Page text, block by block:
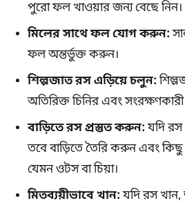
পুরো ফল খাওয়ার জন্য বেছে নিন।
মিলের সাথে ফল যোগ করুন:
ফল অন্তর্ভুক্ত করুন।
শিল্পজাত রস এড়িয়ে চলুন:
অতিরিক্ত চিনির এবং
বাড়িতে রস প্রস্তুত করুন:যদি রস
তবে বাড়িতে তৈরি করুন এবং
যেমন ওটস বা চিয়া।
মিতব্যয়ীভাবে খান:যদি রস খান,